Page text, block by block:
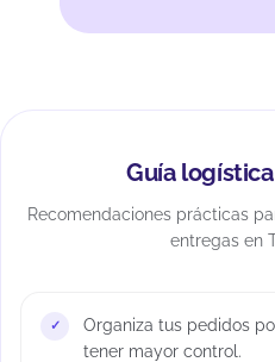
Guía
Recomendaciones prácticas
entregas en
Organiza tus pedidos
tener mayor control.